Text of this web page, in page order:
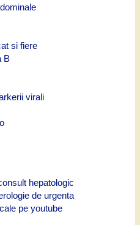
si fiere
B
virali
hepatologic
de urgenta
pe youtube